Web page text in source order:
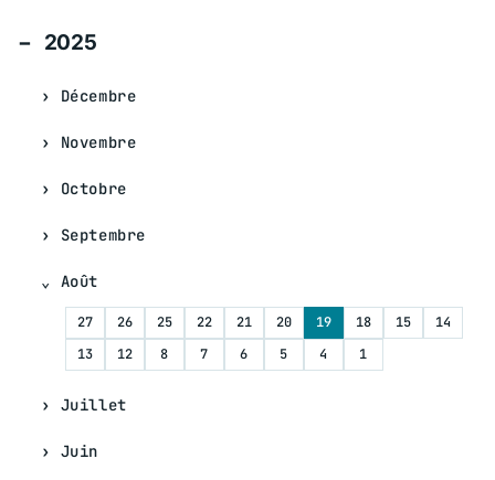
2025
Décembre
Novembre
Octobre
Septembre
Août
27 26 25 22 21 20 19 18 15
14
13
12 8 7 6 5 4 1
Juillet
Juin